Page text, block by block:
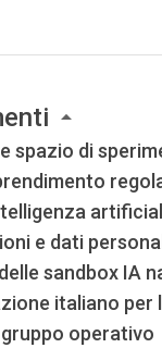
spazio di
e dati
sandbox IA
italiano per
operativo